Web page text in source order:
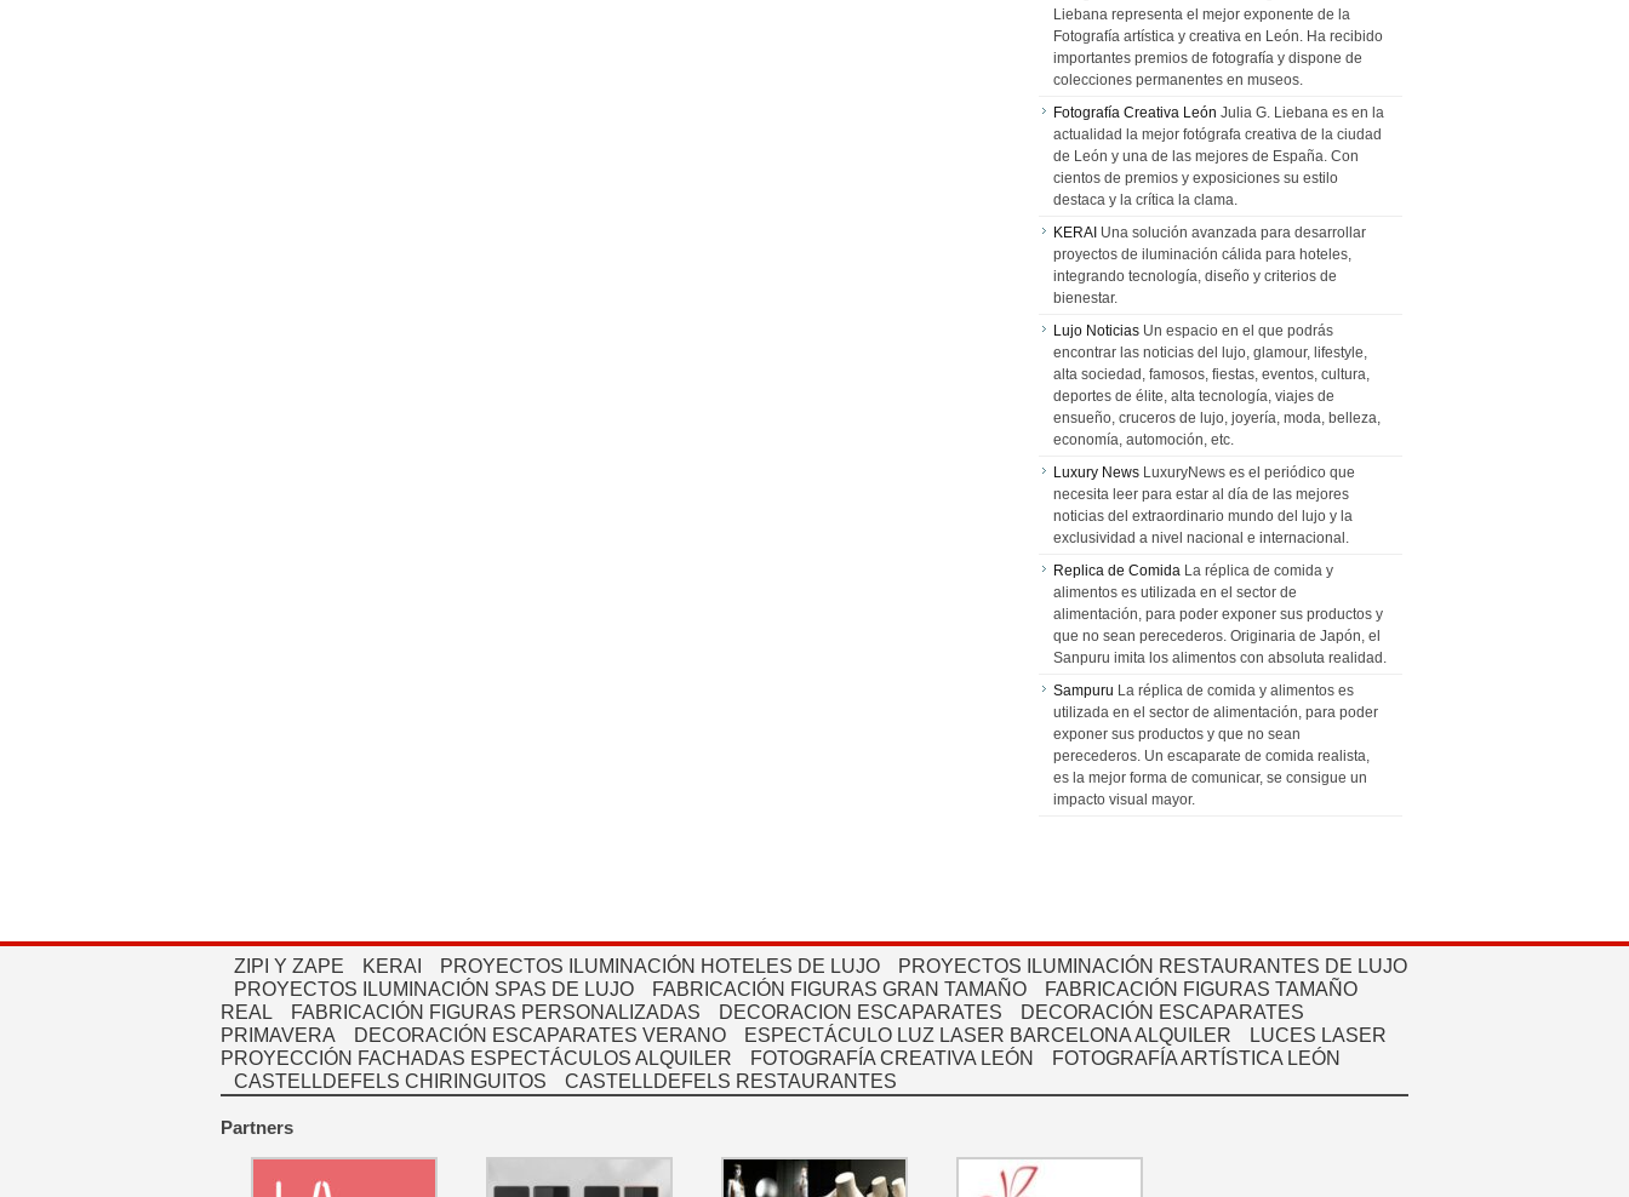
Liebana representa el mejor exponente de la
Fotografía artística y creativa en León. Ha recibido
importantes premios de fotografía y dispone de
colecciones permanentes en museos.
Fotografía Creativa León Julia G. Liebana es en la
actualidad la mejor fotógrafa creativa de la ciudad
de León y una de las mejores de España. Con
cientos de premios y exposiciones su estilo
destaca y la crítica la clama.
KERAI Una solución avanzada para desarrollar
proyectos de iluminación cálida para hoteles,
integrando tecnología, diseño y criterios de
bienestar.
Lujo Noticias Un espacio en el que podrás
encontrar las noticias del lujo, glamour, lifestyle,
alta sociedad, famosos, fiestas, eventos, cultura,
deportes de élite, alta tecnología, viajes de
ensueño, cruceros de lujo, joyería, moda, belleza,
economía, automoción, etc.
Luxury News LuxuryNews es el periódico que
necesita leer para estar al día de las mejores
noticias del extraordinario mundo del lujo y la
exclusividad a nivel nacional e internacional.
Replica de Comida La réplica de comida y
alimentos es utilizada en el sector de
alimentación, para poder exponer sus productos y
que no sean perecederos. Originaria de Japón, el
Sanpuru imita los alimentos con absoluta realidad.
Sampuru La réplica de comida y alimentos es
utilizada en el sector de alimentación, para poder
exponer sus productos y que no sean
perecederos. Un escaparate de comida realista,
es la mejor forma de comunicar, se consigue un
impacto visual mayor.
ZIPI Y ZAPE KERAI PROYECTOS ILUMINACIÓN HOTELES DE LUJO
PROYECTOS ILUMINACIÓN RESTAURANTES DE LUJO
PROYECTOS ILUMINACIÓN SPAS DE LUJO
FABRICACIÓN FIGURAS GRAN TAMAÑO
FABRICACIÓN FIGURAS TAMAÑO
REAL
FABRICACIÓN FIGURAS PERSONALIZADAS DECORACION ESCAPARATES
DECORACIÓN ESCAPARATES
PRIMAVERA
DECORACIÓN ESCAPARATES VERANO ESPECTÁCULO LUZ LASER BARCELONA ALQUILER
LUCES LASER
PROYECCIÓN FACHADAS ESPECTÁCULOS ALQUILER
FOTOGRAFÍA CREATIVA LEÓN
FOTOGRAFÍA ARTÍSTICA LEÓN
CASTELLDEFELS CHIRINGUITOS
CASTELLDEFELS RESTAURANTES
Partners